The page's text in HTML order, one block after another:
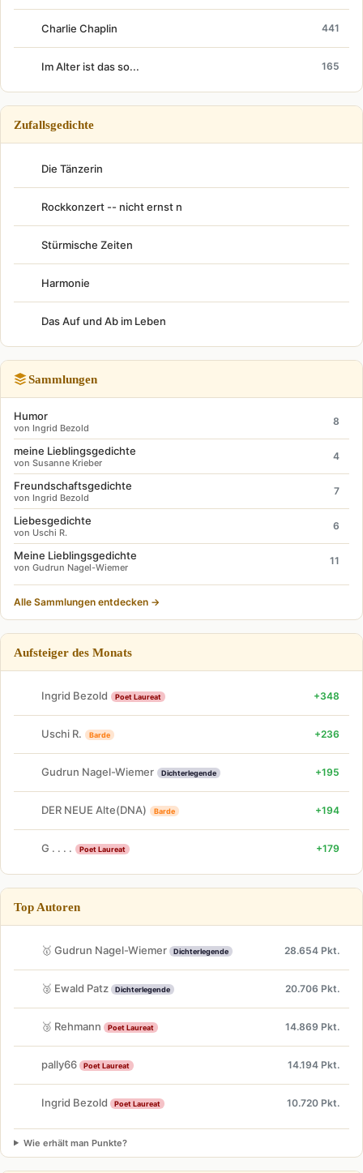
Charlie Chaplin 441
Im Alter ist das so... 165
Zufallsgedichte
Die Tänzerin
Rockkonzert -- nicht ernst n
Stürmische Zeiten
Harmonie
Das Auf und Ab im Leben
Sammlungen
Humor
von Ingrid Bezold
8
meine Lieblingsgedichte
von Susanne Krieber
4
Freundschaftsgedichte
von Ingrid Bezold
7
Liebesgedichte
von Uschi R.
6
Meine Lieblingsgedichte
von Gudrun Nagel-Wiemer
11
Alle Sammlungen entdecken →
Aufsteiger des Monats
Ingrid Bezold Poet Laureat +348
Uschi R. Barde +236
Gudrun Nagel-Wiemer Dichterlegende +195
DER NEUE Alte(DNA) Barde +194
G . . . . Poet Laureat +179
Top Autoren
🥇 Gudrun Nagel-Wiemer Dichterlegende 28.654 Pkt.
🥈 Ewald Patz Dichterlegende 20.706 Pkt.
🥉 Rehmann Poet Laureat 14.869 Pkt.
pally66 Poet Laureat 14.194 Pkt.
Ingrid Bezold Poet Laureat 10.720 Pkt.
Wie erhält man Punkte?